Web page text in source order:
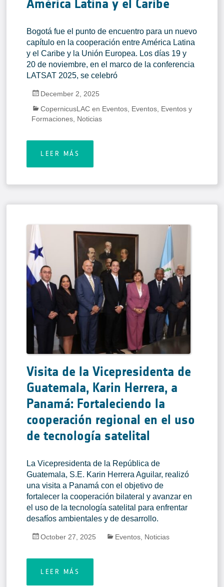
América Latina y el Caribe
Bogotá fue el punto de encuentro para un nuevo
capítulo en la cooperación entre América Latina
y el Caribe y la Unión Europea. Los días 19 y
20 de noviembre, en el marco de la conferencia
LATSAT 2025, se celebró
December 2, 2025
CopernicusLAC en Eventos Eventos Eventos y
Formaciones Noticias
LEER MÁS
Visita de la Vicepresidenta de
Guatemala, Karin Herrera, a
Panamá: Fortaleciendo la
cooperación regional en el uso
de tecnología satelital
La Vicepresidenta de la República de
Guatemala, S.E. Karin Herrera Aguilar, realizó
una visita a Panamá con el objetivo de
fortalecer la cooperación bilateral y avanzar en
el uso de la tecnología satelital para enfrentar
desafíos ambientales y de desarrollo.
October 27, 2025 Eventos Noticias
LEER MÁS